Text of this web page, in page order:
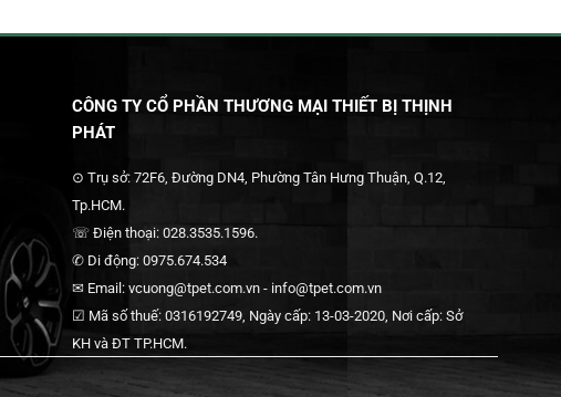
CÔNG TY CỔ PHẦN THƯƠNG MẠI THIẾT BỊ THỊNH
PHÁT
⊙ Trụ sở: 72F6, Đường DN4, Phường Tân Hưng Thuận, Q.12,
Tp.HCM.
☏ Điện thoại: 028.3535.1596.
✆ Di động: 0975.674.534
✉ Email: vcuong@tpet.com.vn - info@tpet.com.vn
☑ Mã số thuế: 0316192749, Ngày cấp: 13-03-2020, Nơi cấp: Sở
KH và ĐT TP.HCM.